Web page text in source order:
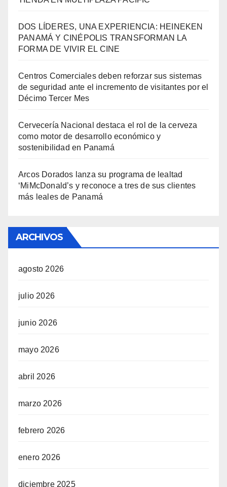
DOS LÍDERES, UNA EXPERIENCIA: HEINEKEN
PANAMÁ Y CINÉPOLIS TRANSFORMAN LA
FORMA DE VIVIR EL CINE
Centros Comerciales deben reforzar sus sistemas
de seguridad ante el incremento de visitantes por el
Décimo Tercer Mes
Cervecería Nacional destaca el rol de la cerveza
como motor de desarrollo económico y
sostenibilidad en Panamá
Arcos Dorados lanza su programa de lealtad
‘MiMcDonald’s y reconoce a tres de sus clientes
más leales de Panamá
ARCHIVOS
agosto 2026
julio 2026
junio 2026
mayo 2026
abril 2026
marzo 2026
febrero 2026
enero 2026
diciembre 2025